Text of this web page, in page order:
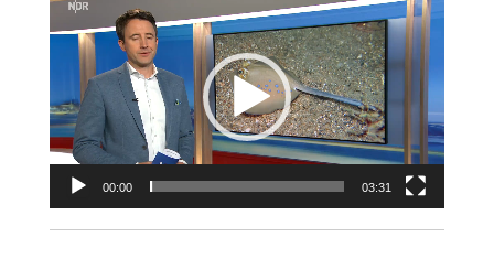
Player
00:00 03:31